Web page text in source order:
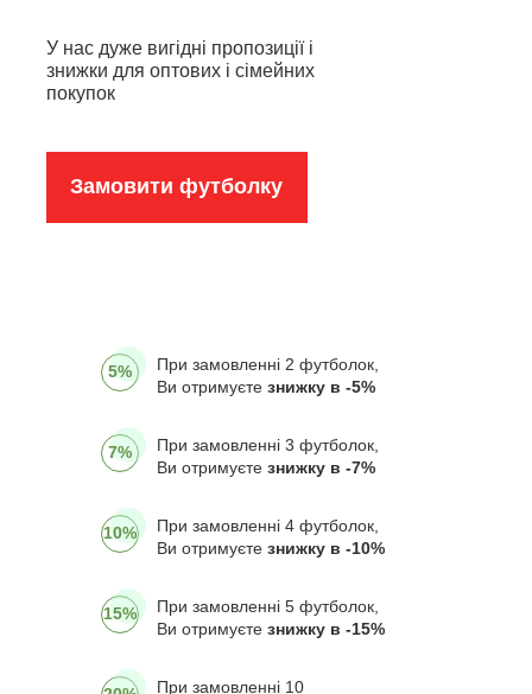
У нас дуже вигідні пропозиції і
знижки для оптових і сімейних
покупок
Замовити футболку
5%
При замовленні 2 футболок,
Ви отримуєте знижку в -5%
7%
При замовленні 3 футболок,
Ви отримуєте знижку в -7%
10%
При замовленні 4 футболок,
Ви отримуєте знижку в -10%
15%
При замовленні 5 футболок,
Ви отримуєте знижку в -15%
При замовленні 10